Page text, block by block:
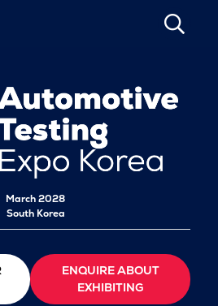
SEARCH
March 2028
South Korea
ENQUIRE ABOUT
EXHIBITING